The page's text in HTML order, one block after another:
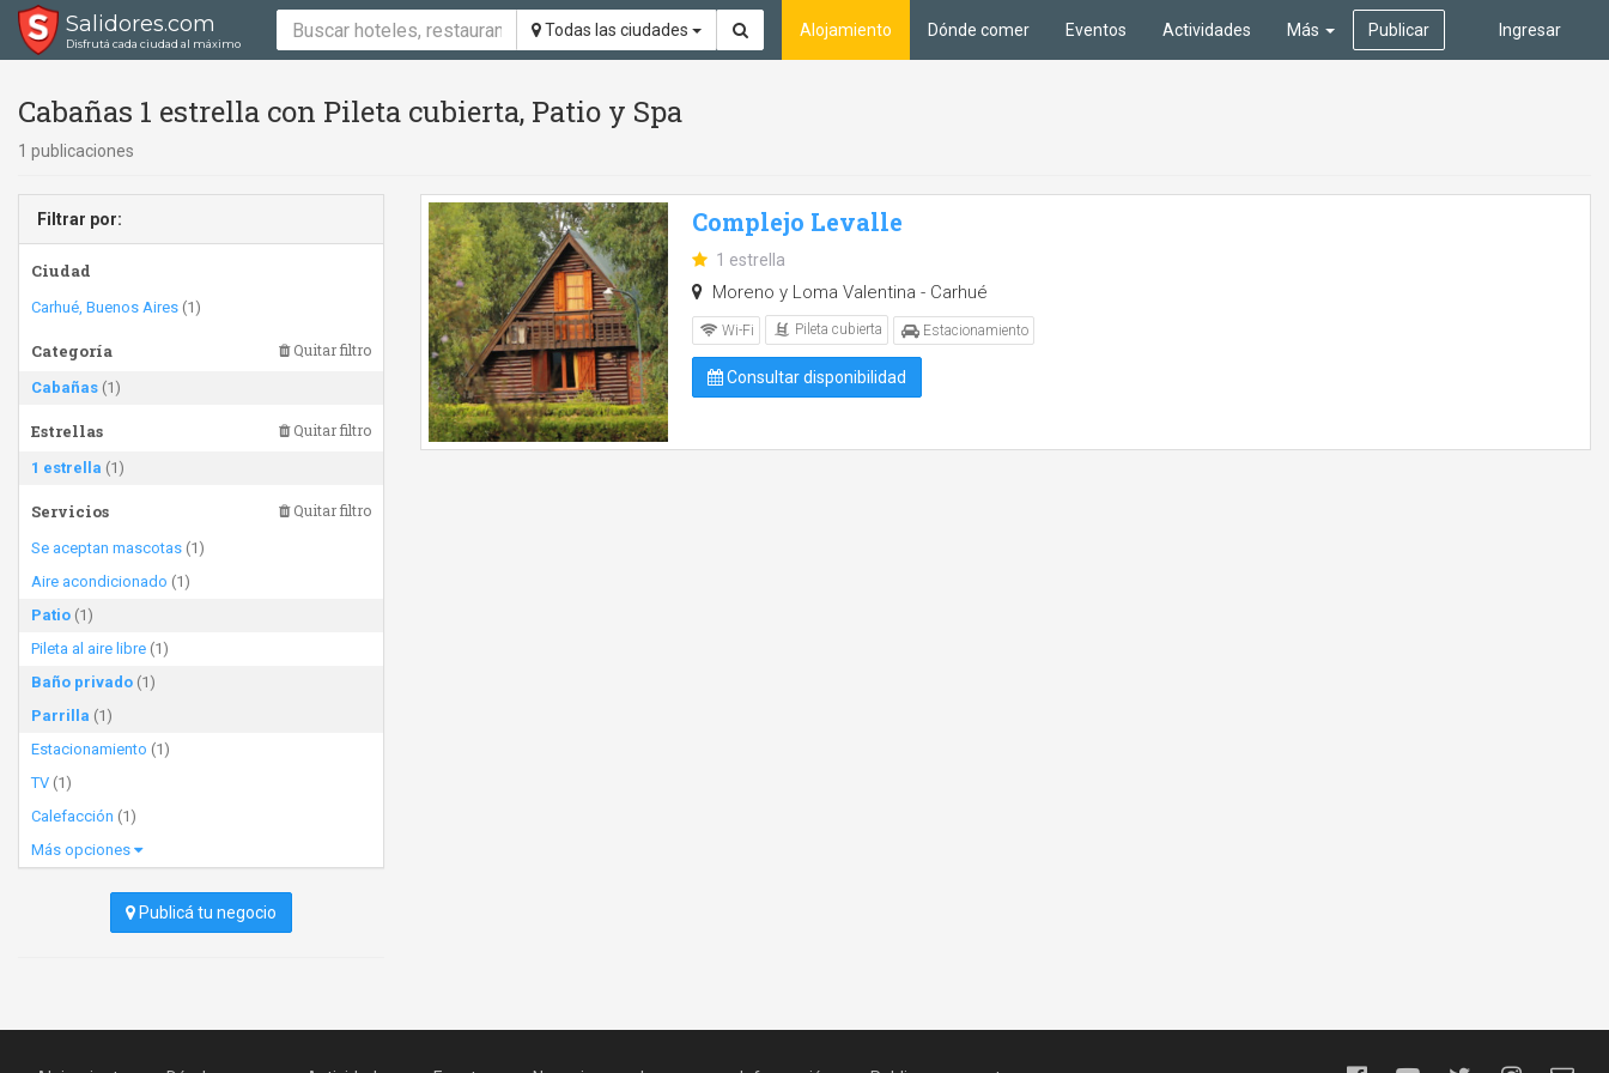
Salidores.com
Disfrutá cada ciudad al máximo
Todas las ciudades Ingresar
Alojamiento Dónde comer Eventos Actividades Más Publicar
Cabañas 1 estrella con Pileta cubierta, Patio y Spa
1 publicaciones
Filtrar por:
Ciudad
Carhué, Buenos Aires (1)
Categoría Quitar filtro
Cabañas (1)
Estrellas Quitar filtro
1 estrella (1)
Servicios Quitar filtro
Se aceptan mascotas (1)
Aire acondicionado (1)
Patio (1)
Pileta al aire libre (1)
Baño privado (1)
Parrilla (1)
Estacionamiento (1)
TV (1)
Calefacción (1)
Más opciones
Publicá tu negocio
Complejo Levalle
1 estrella
Moreno y Loma Valentina - Carhué
Wi-Fi Pileta cubierta Estacionamiento
Consultar disponibilidad